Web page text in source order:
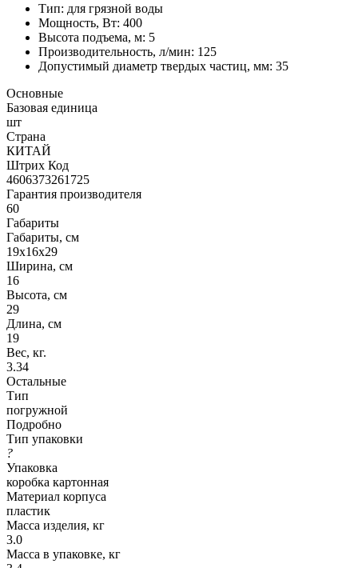
Тип: для грязной воды
Мощность, Вт: 400
Высота подъема, м: 5
Производительность, л/мин: 125
Допустимый диаметр твердых частиц, мм: 35
Основные
Базовая единица
шт
Страна
КИТАЙ
Штрих Код
4606373261725
Гарантия производителя
60
Габариты
Габариты, см
19x16x29
Ширина, см
16
Высота, см
29
Длина, см
19
Вес, кг.
3.34
Остальные
Тип
погружной
Подробно
Тип упаковки
?
Упаковка
коробка картонная
Материал корпуса
пластик
Масса изделия, кг
3.0
Масса в упаковке, кг